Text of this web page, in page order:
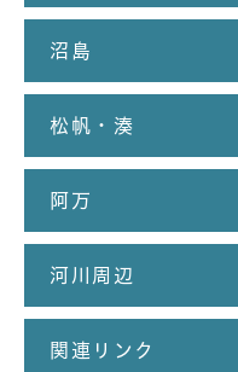
沼島
松帆・湊
阿万
河川周辺
関連リンク